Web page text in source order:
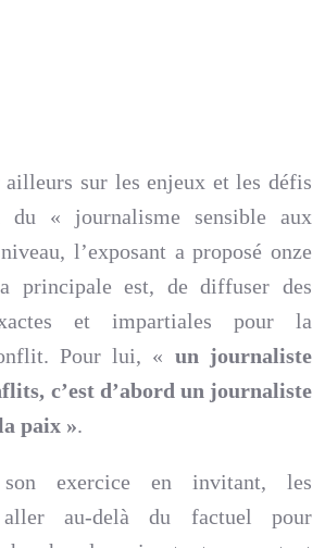
sur les enjeux et les défis
du « journalisme sensible aux
l’exposant a proposé onze
principale est, de diffuser des
et impartiales pour la
Pour lui, « un journaliste
c’est d’abord un journaliste
paix ».
exercice en invitant, les
au-delà du factuel pour